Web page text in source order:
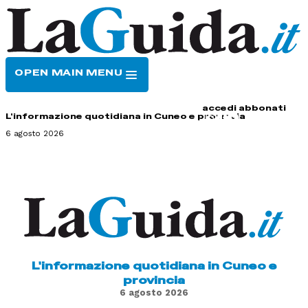
OPEN MAIN MENU
accedi abbonati
L'informazione quotidiana in Cuneo e provincia
6 agosto 2026
L'informazione quotidiana in Cuneo e
provincia
6 agosto 2026